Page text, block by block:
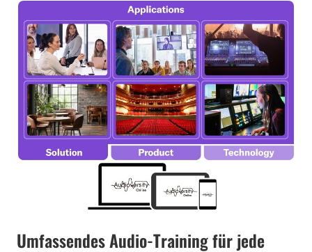
Umfassendes Audio-Training für jede